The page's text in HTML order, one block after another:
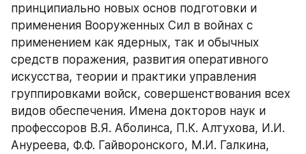
принципиально новых основ подготовки и
применения Вооруженных Сил в войнах с
применением как ядерных, так и обычных
средств поражения, развития оперативного
искусства, теории и практики управления
группировками войск, совершенствования всех
видов обеспечения. Имена докторов наук и
профессоров В.Я. Аболинса, П.К. Алтухова, И.И.
Ануреева, Ф.Ф. Гайворонского, М.И. Галкина,